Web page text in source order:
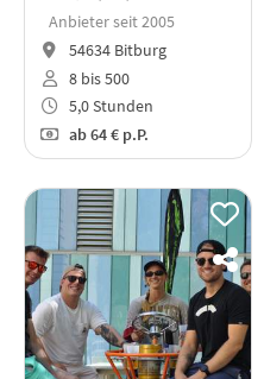
Anbieter seit 2005
54634 Bitburg
8 bis 500
5,0 Stunden
ab64 € p.P.